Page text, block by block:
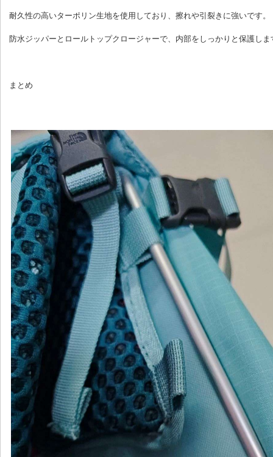
耐久性の高いターポリン生地を使用しており、擦れや引裂きに強いです。
防水ジッパーとロールトップクロージャーで、内部をしっかりと保護しま
まとめ